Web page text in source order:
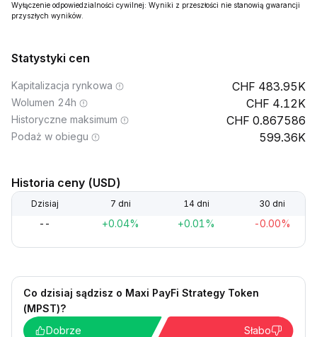
Wyłączenie odpowiedzialności cywilnej: Wyniki z przeszłości nie stanowią gwarancji
przyszłych wyników.
Statystyki cen
Kapitalizacja rynkowa 483.95K
Wolumen 24h 4.12K
Historyczne maksimum 0.867586
Podaż w obiegu 599.36K
Historia ceny (USD)
Dzisiaj 7 dni 14 dni 30 dni
-- +0.04% +0.01% -0.00%
Co dzisiaj sądzisz o Maxi PayFi Strategy Token
(MPST)?
Dobrze
Słabo